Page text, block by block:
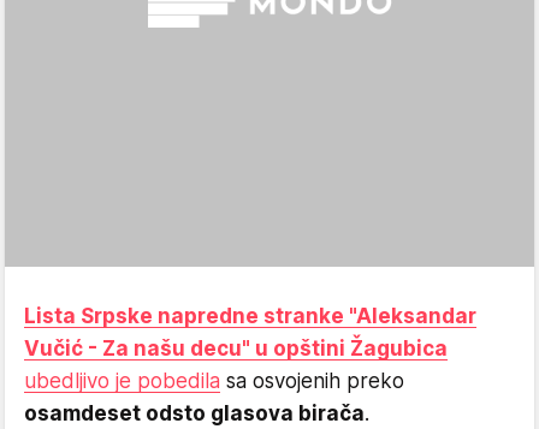
Lista Srpske napredne stranke "Aleksandar
Vučić - Za našu decu" u opštini Žagubica
ubedljivo je pobedila sa osvojenih preko
osamdeset odsto glasova birača.